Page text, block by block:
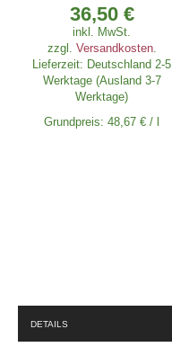
36,50 €
inkl. MwSt.
zzgl. Versandkosten.
Lieferzeit: Deutschland 2-5
Werktage (Ausland 3-7
Werktage)
Grundpreis:48,67€ /l
DETAILS